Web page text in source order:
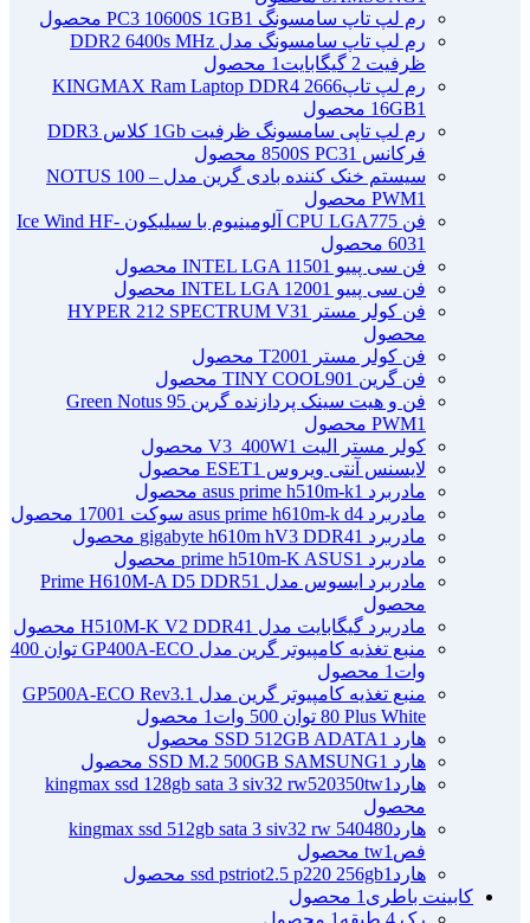
رم لپ تاپ سامسونگ PC3 10600S 1GB 1 محصول
رم لپ تاپ سامسونگ مدل DDR2 6400s MHz
ظرفیت 2 گیگابایت
1 محصول
رم لپ تاپ2666 KINGMAX Ram Laptop DDR4
16GB1 محصول
رم لپ تاپی سامسونگ ظرفیت 1Gb کلاس DDR3
فرکانس 8500S PC3 1 محصول
سیستم خنک کننده بادی گرین مدل NOTUS 100 –
PWM1 محصول
فن CPU LGA775 آلومینیوم با سیلیکون Ice Wind HF-
6031 محصول
فن سی پییو INTEL LGA 1150 1 محصول
فن سی پییو INTEL LGA 1200 1 محصول
فن کولر مستر HYPER 212 SPECTRUM V3
1
محصول
فن کولر مستر T200
1 محصول
فن گرین TINY COOL90 1 محصول
فن و هیت سینک پردازنده گرین Green Notus 95
PWM1 محصول
کولر مستر الیت V3_400W 1 محصول
لایسنس آنتی ویروس ESET 1 محصول
مادربرد asus prime h510m-k 1 محصول
مادربرد asus prime h610m-k d4 سوکت 1700
1 محصول
مادربرد gigabyte h610m hV3 DDR4 1 محصول
مادربرد prime h510m-K ASUS 1 محصول
مادربرد ایسوس مدل Prime H610M-A D5 DDR5 1
محصول
مادربرد گیگابایت مدل H510M-K V2 DDR4 1 محصول
منبع تغذیه کامپیوتر گرین مدل GP400A-ECO توان 400
وات 1 محصول
منبع تغذیه کامپیوتر گرین مدل GP500A-ECO Rev3.1
80 Plus White توان 500 وات
1 محصول
هارد SSD 512GB ADATA 1 محصول
هارد SSD M.2 500GB SAMSUNG 1 محصول
هاردkingmax ssd 128gb sata 3 siv32 rw520350tw 1
محصول
هاردkingmax ssd 512gb sata 3 siv32 rw 540480
فصtw 1 محصول
هاردssd pstriot2.5 p220 256gb 1 محصول
کابینت باطری 1 محصول
رک 4 طبقه
1 محصول